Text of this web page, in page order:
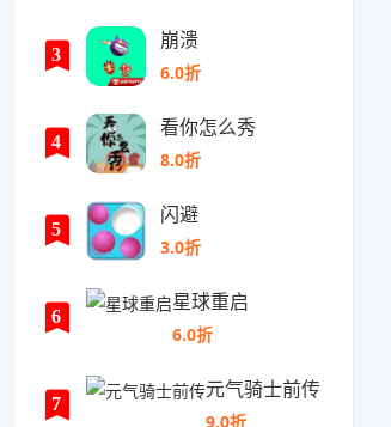
3
崩溃
6.0折
4
看你怎么秀
8.0折
5
闪避
3.0折
6
星球重启
6.0折
7
元气骑士前传
9.0折